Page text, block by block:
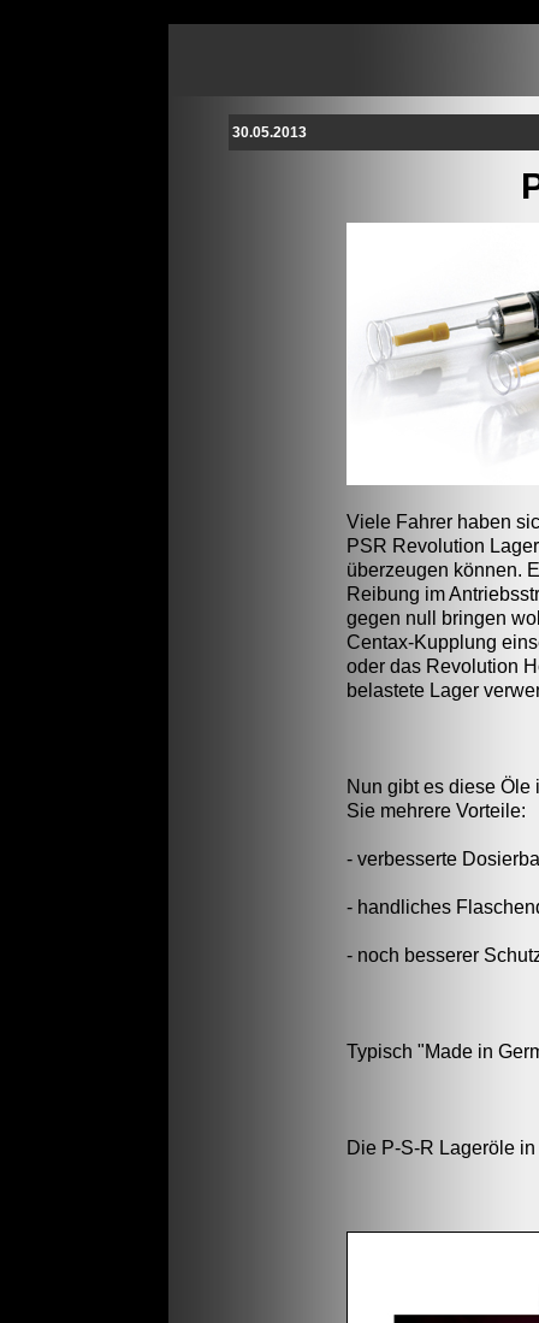
30.05.2013
Viele Fahrer haben
PSR Revolution
überzeugen können.
Reibung im
gegen null bringen
Centax-Kupplung
oder das Revolution
belastete Lager
Nun gibt es diese Öle
Sie mehrere Vorteile:
- verbesserte
- handliches
- noch besserer
Typisch "Made in
Die P-S-R Lageröle